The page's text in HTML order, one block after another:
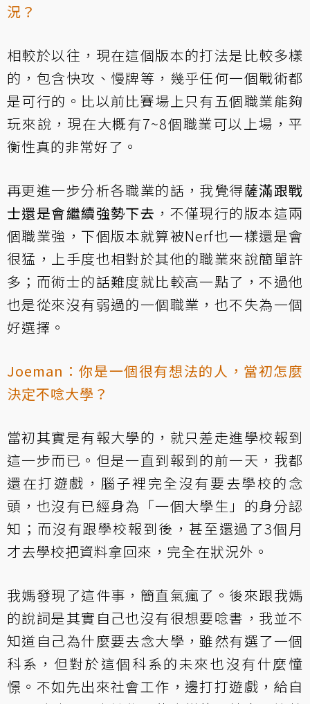
況？
相較於以往，現在這個版本的打法是比較多樣
的，包含快攻、慢牌等，幾乎任何一個戰術都
是可行的。比以前比賽場上只有五個職業能夠
玩來說，現在大概有7~8個職業可以上場，平
衡性真的非常好了。
再更進一步分析各職業的話，我覺得薩滿跟戰
士還是會繼續強勢下去 ，不僅現行的版本這兩
個職業強，下個版本就算被Nerf也一樣還是會
很猛，上手度也相對於其他的職業來說簡單許
多；而術士的話難度就比較高一點了，不過他
也是從來沒有弱過的一個職業，也不失為一個
好選擇。
Joeman：你是一個很有想法的人，當初怎麼
決定不唸大學？
當初其實是有報大學的，就只差走進學校報到
這一步而已。但是一直到報到的前一天，我都
還在打遊戲，腦子裡完全沒有要去學校的念
頭，也沒有已經身為「一個大學生」的身分認
知；而沒有跟學校報到後，甚至還過了3個月
才去學校把資料拿回來，完全在狀況外。
我媽發現了這件事，簡直氣瘋了。後來跟我媽
的說詞是其實自己也沒有很想要唸書，我並不
知道自己為什麼要去念大學，雖然有選了一個
科系，但對於這個科系的未來也沒有什麼憧
憬。不如先出來社會工作，邊打打遊戲，給自